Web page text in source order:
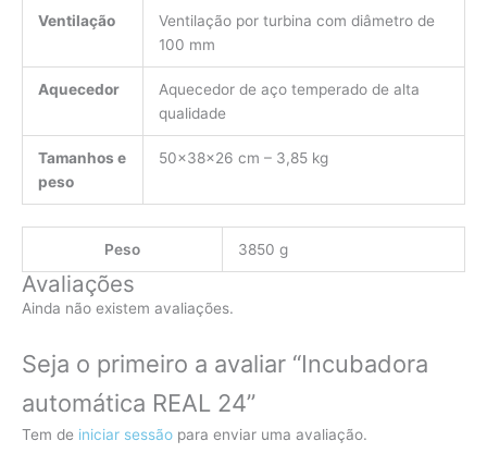
Ventilação
Ventilação por turbina com diâmetro de
100 mm
Aquecedor
Aquecedor de aço temperado de alta
qualidade
Tamanhos e
peso
50x38x26 cm – 3,85 kg
Peso 3850 g
Avaliações
Ainda não existem avaliações.
Seja o primeiro a avaliar “Incubadora
automática REAL 24”
Tem de iniciar sessão para enviar uma avaliação.